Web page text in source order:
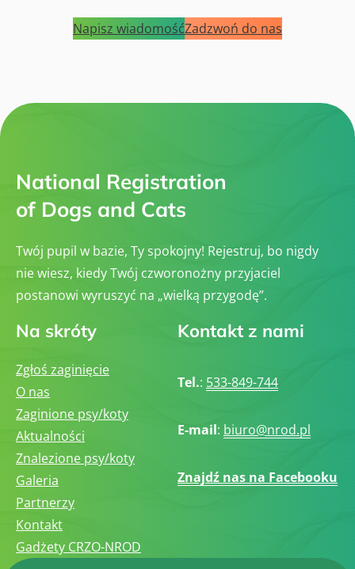
Napisz wiadomośćZadzwoń do nas
National Registration
of Dogs and Cats
Twój pupil w bazie, Ty spokojny! Rejestruj, bo nigdy
nie wiesz, kiedy Twój czworonożny przyjaciel
postanowi wyruszyć na „wielką przygodę”.
Na skróty
Zgłoś zaginięcie
O nas
Zaginione psy/koty
Aktualności
Znalezione psy/koty
Galeria
Partnerzy
Kontakt
Gadżety CRZO-NROD
Kontakt z nami
Tel.: 533-849-744
E-mail: biuro@nrod.pl
Znajdź nas na Facebooku